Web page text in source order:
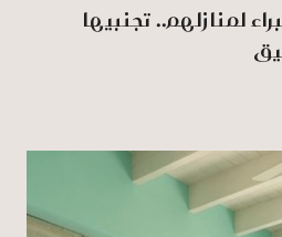
لمنازلهم.. تجنبيها